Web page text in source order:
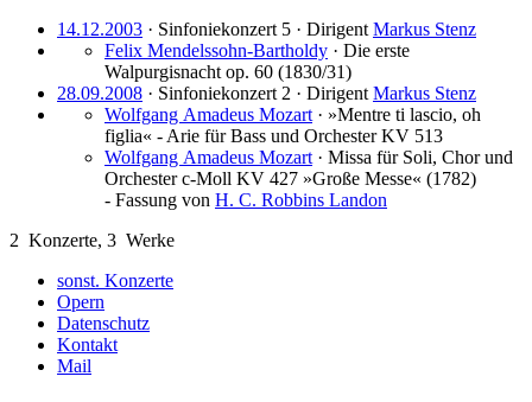
14.12.2003 · Sinfoniekonzert 5 · Dirigent Markus Stenz
Felix Mendelssohn-Bartholdy · Die erste
Walpurgisnacht op. 60 (1830/31)
28.09.2008 · Sinfoniekonzert 2 · Dirigent Markus Stenz
Wolfgang Amadeus Mozart · »Mentre ti lascio, oh
figlia« - Arie für Bass und Orchester KV 513
Wolfgang Amadeus Mozart · Missa für Soli, Chor und
Orchester c-Moll KV 427 »Große Messe« (1782)
- Fassung von H. C. Robbins Landon
2 Konzerte, 3 Werke
sonst. Konzerte
Opern
Datenschutz
Kontakt
Mail